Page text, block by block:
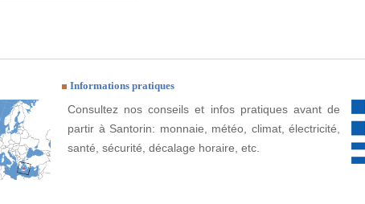
Informations pratiques
Consultez nos conseils et infos pratiques avant de
partir à Santorin: monnaie, météo, climat, électricité,
santé, sécurité, décalage horaire, etc.